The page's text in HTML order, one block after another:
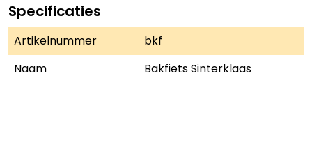
Specificaties
Artikelnummer
bkf
Naam
Bakfiets Sinterklaas